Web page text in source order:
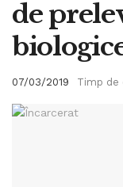
de
07/03/2019 Timp de